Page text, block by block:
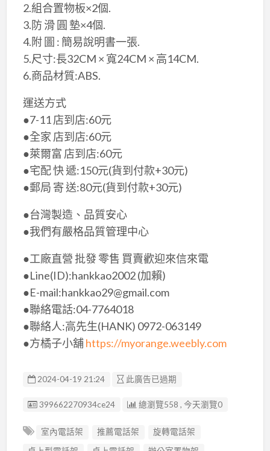
2.組合置物板×​2個.
3.防 滑 圓 墊×​4個.
4.附 圖 : 簡易說明書一張.
5.尺寸:長32CM × 寬​24CM × 高​14CM.
6.商品材質:ABS.
運送方式
●7-11 店到店:60元
●全家 店到店:60元
●萊爾富 店到店:60元
●宅配 快 遞:150元(貨到付款+30元)
●郵局 寄 送:80元(貨到付款+30元)
●台灣製造、品質安心
●我們有嚴格品質管理中心
●工廠直營 批發 零售 買賣歡迎來信來電
●Line(ID):hankkao2002 (加賴)
●E-mail:hankkao29@gmail.com
●聯絡電話:04-7764018
●聯絡人:高先生(HANK) 0972-063149
●方橘子小舖https://myorange.weebly.com
2024-04-19 21:24 此廣告已過期
廣告编號
399662270934ce24 總瀏覽558 , 今天瀏覽0
室內電話架 推薦電話架
旋轉電話架